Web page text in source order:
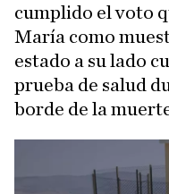
cumplido el voto
María como
estado a su lado
prueba de salud
borde de la